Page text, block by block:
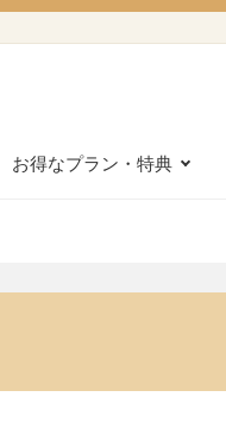
お得なプラン・特典